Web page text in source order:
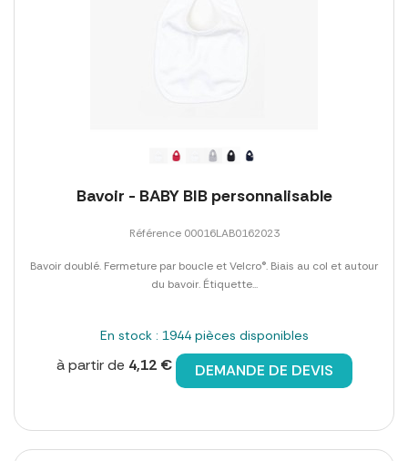
Bavoir - BABY BIB personnalisable
Référence 00016LAB0162023
Bavoir doublé. Fermeture par boucle et Velcro®. Biais au col et autour
du bavoir. Étiquette...
En stock : 1944 pièces disponibles
à partir de 4,12 € DEMANDE DE DEVIS